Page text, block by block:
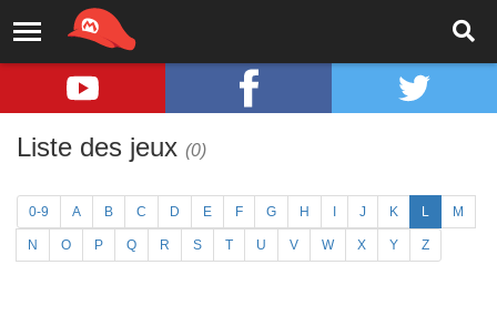
Liste des jeux (0)
0-9 A B C D E F G H J K L M
N O P Q R S T U V W X Y Z